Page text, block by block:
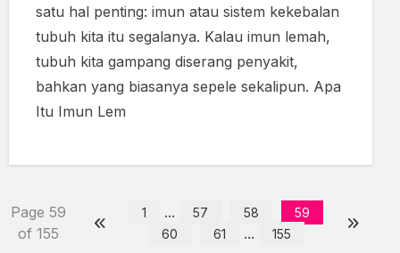
satu hal penting: imun atau sistem kekebalan
tubuh kita itu segalanya. Kalau imun lemah,
tubuh kita gampang diserang penyakit,
bahkan yang biasanya sepele sekalipun. Apa
Itu Imun Lem
Page 59
of 155
1 ... 57 58
59
60
61 ... 155